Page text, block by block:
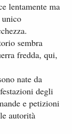
lentamente ma
sembra
fredda, qui,
nate da
degli
e petizioni
autorità